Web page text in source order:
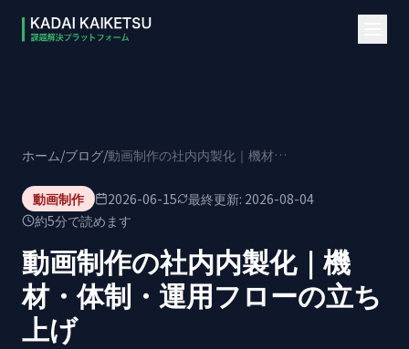
ホーム/ブログ/ 動画制作の社内内製化｜機材・体制・運用フローの立ち上げ
動画制作 2026-06-15 最終更新: 2026-08-04
約5分で読めます
動画制作の社内内製化｜機
材・体制・運用フローの立ち
上げ